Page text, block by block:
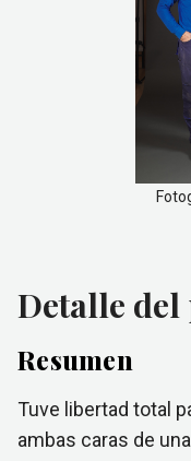
Detalle
Resumen
Tuve libertad total
ambas caras de